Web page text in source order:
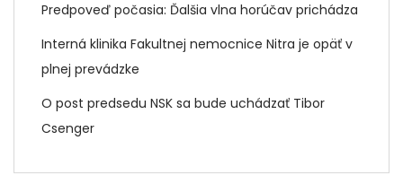
Predpoveď počasia: Ďalšia vlna horúčav prichádza
Interná klinika Fakultnej nemocnice Nitra je opäť v
plnej prevádzke
O post predsedu NSK sa bude uchádzať Tibor
Csenger